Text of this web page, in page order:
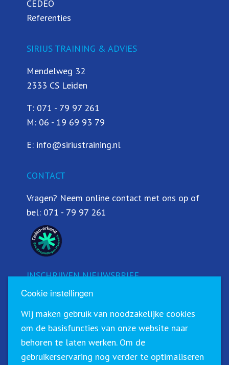
CEDEO
Referenties
SIRIUS TRAINING & ADVIES
Mendelweg 32
2333 CS Leiden
T: 071 - 79 97 261
M: 06 - 19 69 93 79
E: info@siriustraining.nl
CONTACT
Vragen? Neem online contact met ons op of
bel: 071 - 79 97 261
INSCHRIJVEN NIEUWSBRIEF
Schrijf u in voor onze nieuwsbrief!
Cookie instellingen
Wij maken gebruik van noodzakelijke cookies
om de basisfuncties van onze website naar
behoren te laten werken. Om de
gebruikerservaring nog verder te optimaliseren